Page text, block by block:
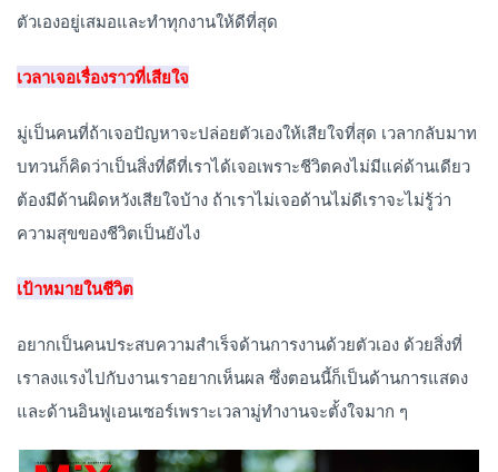
ตัวเองอยู่เสมอและทำทุกงานให้ดีที่สุด
เวลาเจอเรื่องราวที่เสียใจ
มู่เป็นคนที่ถ้าเจอปัญหาจะปล่อยตัวเองให้เสียใจที่สุด เวลากลับมาท
บทวนก็คิดว่าเป็นสิ่งที่ดีที่เราได้เจอเพราะชีวิตคงไม่มีแค่ด้านเดียว
ต้องมีด้านผิดหวังเสียใจบ้าง ถ้าเราไม่เจอด้านไม่ดีเราจะไม่รู้ว่า
ความสุขของชีวิตเป็นยังไง
เป้าหมายในชีวิต
อยากเป็นคนประสบความสำเร็จด้านการงานด้วยตัวเอง ด้วยสิ่งที่
เราลงแรงไปกับงานเราอยากเห็นผล ซึ่งตอนนี้ก็เป็นด้านการแสดง
และด้านอินฟูเอนเซอร์เพราะเวลามู่ทำงานจะตั้งใจมาก ๆ